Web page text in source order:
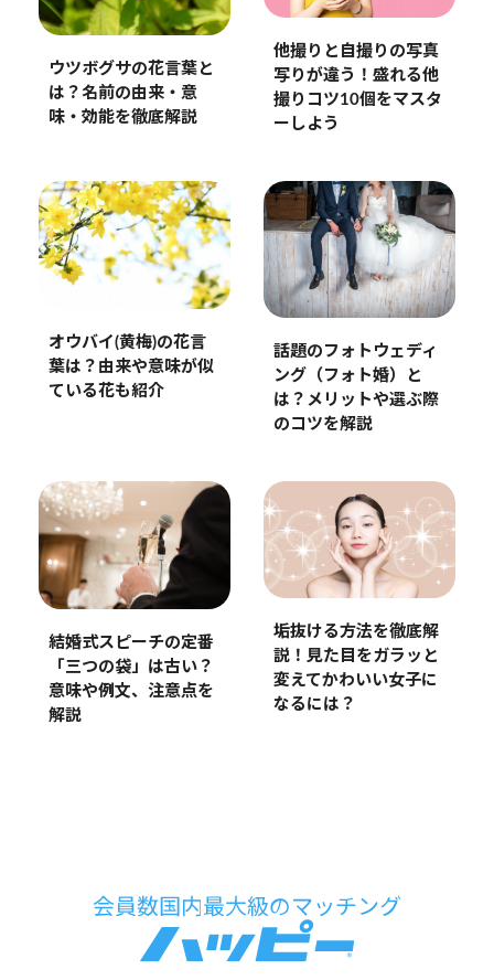
ウツボグサの花言葉と
は？名前の由来・意
味・効能を徹底解説
他撮りと自撮りの写真
写りが違う！盛れる他
撮りコツ10個をマスタ
ーしよう
オウバイ(黄梅)の花言
葉は？由来や意味が似
ている花も紹介
話題のフォトウェディ
ング（フォト婚）と
は？メリットや選ぶ際
のコツを解説
結婚式スピーチの定番
「三つの袋」は古い？
意味や例文、注意点を
解説
垢抜ける方法を徹底解
説！見た目をガラッと
変えてかわいい女子に
なるには？